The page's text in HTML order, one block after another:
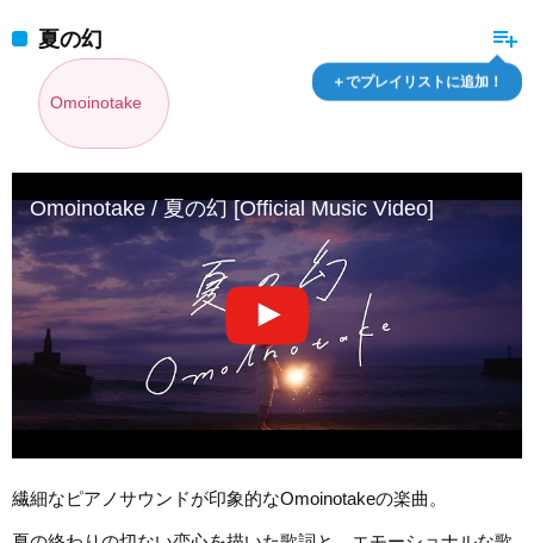
playlist_add
＋でプレイリストに追加！
夏の幻
Omoinotake
Omoinotake / 夏の幻 [Official Music Video]
繊細なピアノサウンドが印象的なOmoinotakeの楽曲。